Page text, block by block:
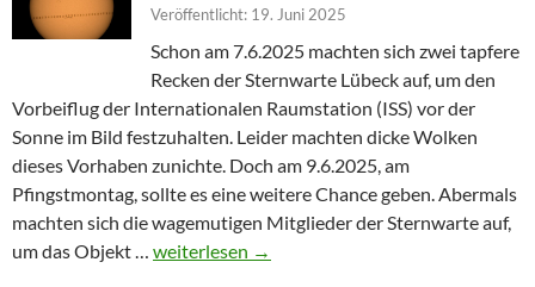
Veröffentlicht: 19. Juni 2025
Schon am 7.6.2025 machten sich zwei tapfere
Recken der Sternwarte Lübeck auf, um den
Vorbeiflug der Internationalen Raumstation (ISS) vor der
Sonne im Bild festzuhalten. Leider machten dicke Wolken
dieses Vorhaben zunichte. Doch am 9.6.2025, am
Pfingstmontag, sollte es eine weitere Chance geben. Abermals
machten sich die wagemutigen Mitglieder der Sternwarte auf,
um das Objekt … Wir haben sie erwischt!
weiterlesen →